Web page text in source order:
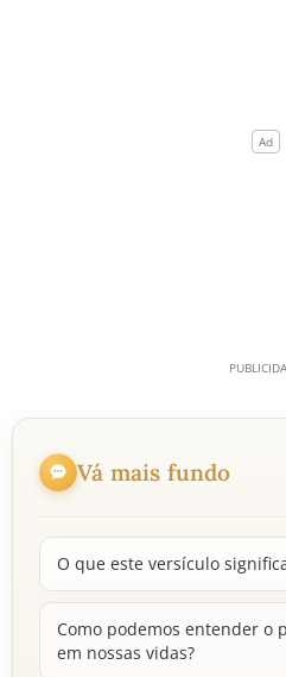
Vá mais fundo
O que este versículo
Como podemos entender o
em nossas vidas?